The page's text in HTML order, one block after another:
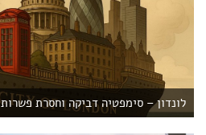
לונדון – סימפטיה דביקה וחסרת פשרות